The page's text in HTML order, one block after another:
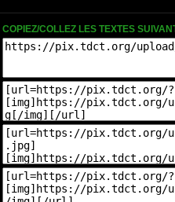
COPIEZ/COLLEZ LES TEXTES